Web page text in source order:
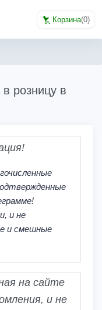
Корзина(0)
розницу в
и не
и смешные
на сайте
и не